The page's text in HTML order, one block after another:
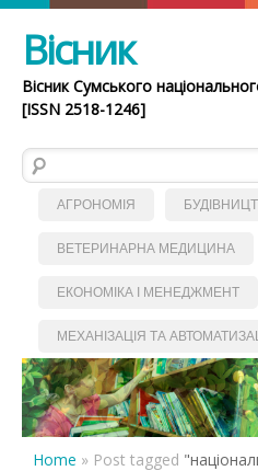
Вісник
Вісник Сумського
[ISSN 2518-1246]
Пошук:
АГРОНОМІЯ
ВЕТЕРИНАРНА МЕДИЦИНА
ЕКОНОМІКА І МЕНЕДЖМЕНТ
МЕХАНІЗАЦІЯ ТА
Home » Post tagged